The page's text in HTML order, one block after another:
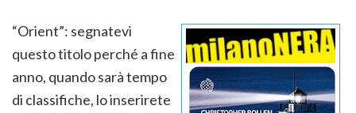
“Orient”: segnatevi
questo titolo perché a fine
anno, quando sarà tempo
di classifiche, lo inserirete